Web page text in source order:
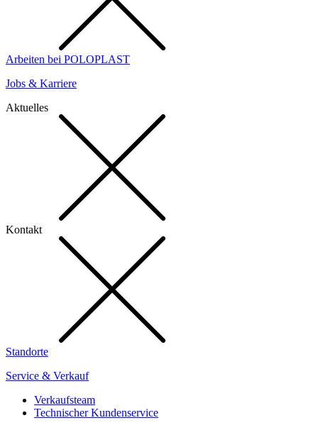
Arbeiten bei POLOPLAST
Jobs & Karriere
Aktuelles
Kontakt
Standorte
Service & Verkauf
Verkaufsteam
Technischer Kundenservice